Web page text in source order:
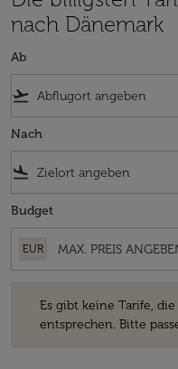
nach Dänemark
Ab
flight_takeoff
Nach
flight_land
Budget
EUR
Es gibt keine Tarife,
entsprechen. Bitte